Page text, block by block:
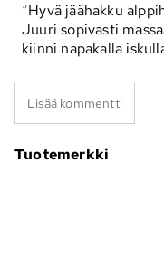
Hyvä jäähakku
Juuri sopivasti
kiinni napakalla
Lisää kommentti
Tuotemerkki